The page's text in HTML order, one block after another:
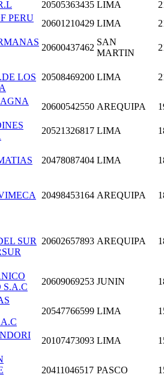
20505363435 LIMA
PERU
20601210429 LIMA
20600437462
SAN
MARTIN
LOS 20508469200 LIMA
20600542550 AREQUIPA
20521326817 LIMA
20478087404 LIMA
20498453164 AREQUIPA
SUR 20602657893 AREQUIPA
S.A.C
20609069253 JUNIN
20547766599 LIMA
20107473093 LIMA
20411046517 PASCO